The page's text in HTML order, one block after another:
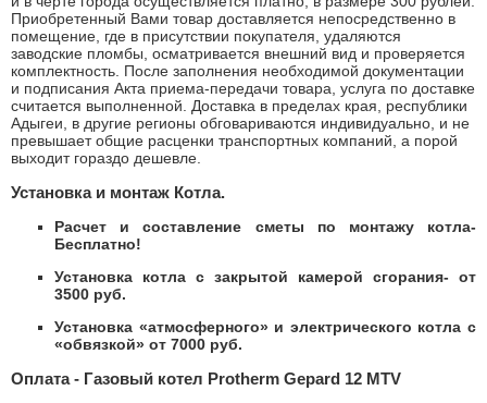
Приобретенный Вами товар доставляется непосредственно в
помещение, где в присутствии покупателя, удаляются
заводские пломбы, осматривается внешний вид и проверяется
комплектность. После заполнения необходимой документации
и подписания Акта приема-передачи товара, услуга по доставке
считается выполненной. Доставка в пределах края, республики
Адыгеи, в другие регионы обговариваются индивидуально, и не
превышает общие расценки транспортных компаний, а порой
выходит гораздо дешевле.
Установка и монтаж Котла.
Расчет и составление сметы по монтажу котла-
Бесплатно!
Установка котла с закрытой камерой сгорания- от
3500 руб.
Установка «атмосферного» и электрического котла с
«обвязкой» от 7000 руб.
Оплата - Газовый котел Protherm Gepard 12 MTV